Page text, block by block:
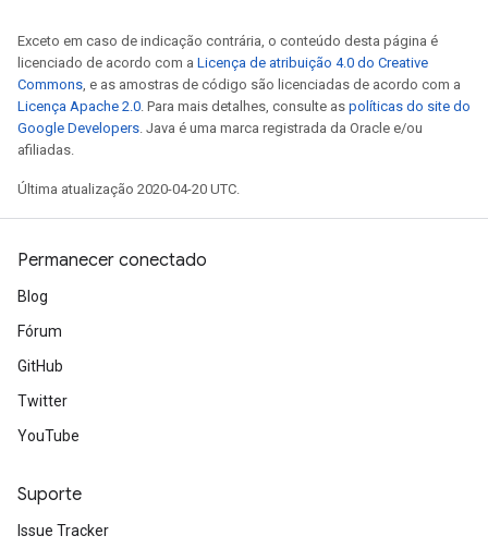
Exceto em caso de indicação contrária, o conteúdo desta página é
licenciado de acordo com a Licença de atribuição 4.0 do Creative
Commons, e as amostras de código são licenciadas de acordo com a
Licença Apache 2.0. Para mais detalhes, consulte as políticas do site do
Google Developers. Java é uma marca registrada da Oracle e/ou
afiliadas.
Última atualização 2020-04-20 UTC.
Permanecer conectado
Blog
Fórum
GitHub
Twitter
YouTube
Suporte
Issue Tracker